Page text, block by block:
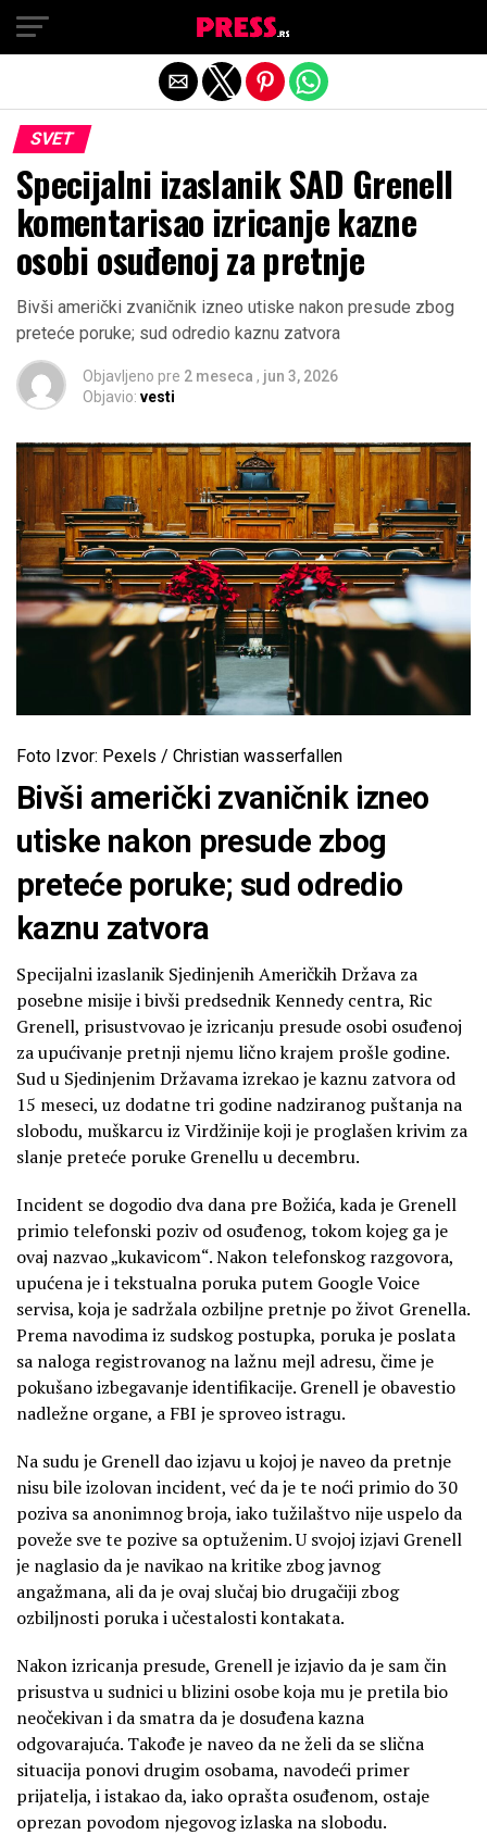
SVET
Specijalni izaslanik SAD Grenell
komentarisao izricanje kazne
osobi osuđenoj za pretnje
Bivši američki zvaničnik izneo utiske nakon presude zbog
preteće poruke; sud odredio kaznu zatvora
Objavljeno pre 2 meseca , jun 3, 2026
Objavio: vesti
Foto Izvor: Pexels / Christian wasserfallen
Bivši američki zvaničnik izneo
utiske nakon presude zbog
preteće poruke; sud odredio
kaznu zatvora
Specijalni izaslanik Sjedinjenih Američkih Država za
posebne misije i bivši predsednik Kennedy centra, Ric
Grenell, prisustvovao je izricanju presude osobi osuđenoj
za upućivanje pretnji njemu lično krajem prošle godine.
Sud u Sjedinjenim Državama izrekao je kaznu zatvora od
15 meseci, uz dodatne tri godine nadziranog puštanja na
slobodu, muškarcu iz Virdžinije koji je proglašen krivim za
slanje preteće poruke Grenellu u decembru.
Incident se dogodio dva dana pre Božića, kada je Grenell
primio telefonski poziv od osuđenog, tokom kojeg ga je
ovaj nazvao „kukavicom“. Nakon telefonskog razgovora,
upućena je i tekstualna poruka putem Google Voice
servisa, koja je sadržala ozbiljne pretnje po život Grenella.
Prema navodima iz sudskog postupka, poruka je poslata
sa naloga registrovanog na lažnu mejl adresu, čime je
pokušano izbegavanje identifikacije. Grenell je obavestio
nadležne organe, a FBI je sproveo istragu.
Na sudu je Grenell dao izjavu u kojoj je naveo da pretnje
nisu bile izolovan incident, već da je te noći primio do 30
poziva sa anonimnog broja, iako tužilaštvo nije uspelo da
poveže sve te pozive sa optuženim. U svojoj izjavi Grenell
je naglasio da je navikao na kritike zbog javnog
angažmana, ali da je ovaj slučaj bio drugačiji zbog
ozbiljnosti poruka i učestalosti kontakata.
Nakon izricanja presude, Grenell je izjavio da je sam čin
prisustva u sudnici u blizini osobe koja mu je pretila bio
neočekivan i da smatra da je dosuđena kazna
odgovarajuća. Takođe je naveo da ne želi da se slična
situacija ponovi drugim osobama, navodeći primer
prijatelja, i istakao da, iako oprašta osuđenom, ostaje
oprezan povodom njegovog izlaska na slobodu.
Exit mobile version